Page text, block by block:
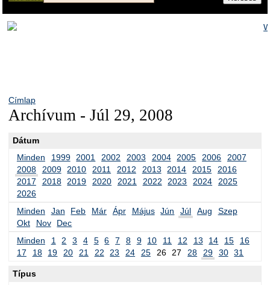
Címlap
Archívum - Júl 29, 2008
Dátum
Minden
1999 2001 2002 2003 2004 2005 2006
2007
2008
2009 2010 2011 2012 2013 2014 2015
2016
2017
2018 2019 2020 2021 2022 2023 2024
2025
2026
Minden
Jan Feb Már Ápr Május Jún Júl Aug
Szep
Okt
Nov
Dec
Minden
1 2 3 4 5 6 7 8 9 10 11 12 13 14 15
16
17
18 19 20 21 22 23 24 25 26 27 28 29 30 31
Típus